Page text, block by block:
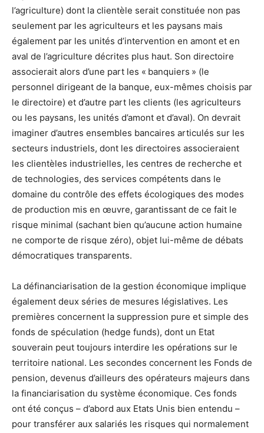
l’agriculture) dont la clientèle serait constituée non pas
seulement par les agriculteurs et les paysans mais
également par les unités d’intervention en amont et en
aval de l’agriculture décrites plus haut. Son directoire
associerait alors d’une part les « banquiers » (le
personnel dirigeant de la banque, eux-mêmes choisis par
le directoire) et d’autre part les clients (les agriculteurs
ou les paysans, les unités d’amont et d’aval). On devrait
imaginer d’autres ensembles bancaires articulés sur les
secteurs industriels, dont les directoires associeraient
les clientèles industrielles, les centres de recherche et
de technologies, des services compétents dans le
domaine du contrôle des effets écologiques des modes
de production mis en œuvre, garantissant de ce fait le
risque minimal (sachant bien qu’aucune action humaine
ne comporte de risque zéro), objet lui-même de débats
démocratiques transparents.
La définanciarisation de la gestion économique implique
également deux séries de mesures législatives. Les
premières concernent la suppression pure et simple des
fonds de spéculation (hedge funds), dont un Etat
souverain peut toujours interdire les opérations sur le
territoire national. Les secondes concernent les Fonds de
pension, devenus d’ailleurs des opérateurs majeurs dans
la financiarisation du système économique. Ces fonds
ont été conçus – d’abord aux Etats Unis bien entendu –
pour transférer aux salariés les risques qui normalement